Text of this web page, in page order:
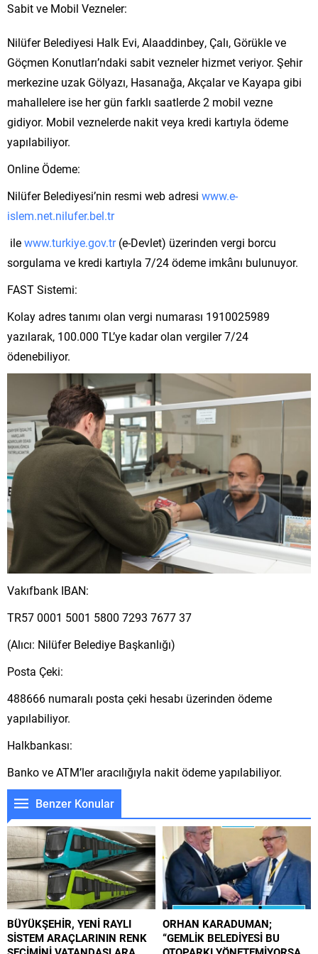
Sabit ve Mobil Vezneler:
Nilüfer Belediyesi Halk Evi, Alaaddinbey, Çalı, Görükle ve
Göçmen Konutları’ndaki sabit vezneler hizmet veriyor. Şehir
merkezine uzak Gölyazı, Hasanağa, Akçalar ve Kayapa gibi
mahallelere ise her gün farklı saatlerde 2 mobil vezne
gidiyor. Mobil veznelerde nakit veya kredi kartıyla ödeme
yapılabiliyor.
Online Ödeme:
Nilüfer Belediyesi’nin resmi web adresi www.e-
islem.net.nilufer.bel.tr
ilewww.turkiye.gov.tr(e-Devlet) üzerinden vergi borcu
sorgulama ve kredi kartıyla 7/24 ödeme imkânı bulunuyor.
FAST Sistemi:
Kolay adres tanımı olan vergi numarası 1910025989
yazılarak, 100.000 TL’ye kadar olan vergiler 7/24
ödenebiliyor.
Vakıfbank IBAN:
TR57 0001 5001 5800 7293 7677 37
(Alıcı: Nilüfer Belediye Başkanlığı)
Posta Çeki:
488666 numaralı posta çeki hesabı üzerinden ödeme
yapılabiliyor.
Halkbankası:
Banko ve ATM’ler aracılığıyla nakit ödeme yapılabiliyor.
Benzer Konular
BÜYÜKŞEHİR, YENİ RAYLI
SİSTEM ARAÇLARININ RENK
ORHAN KARADUMAN;
“GEMLİK BELEDİYESİ BU